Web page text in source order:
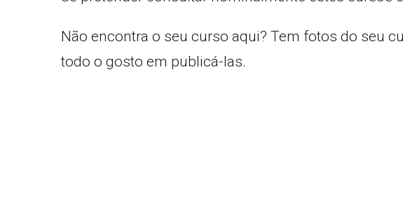
Não encontra o seu curso aqui? Tem fotos do seu
todo o gosto em publicá-las.